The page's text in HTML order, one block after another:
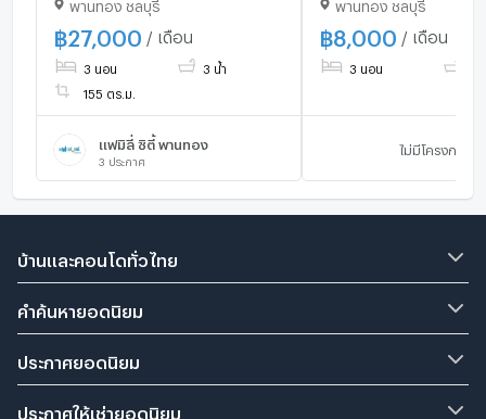
พานทอง ชลบุรี
฿27,000 / เดือน
3 นอน 3 น้ำ
155 ตร.ม.
แฟมิลี่ ซิตี้ พานทอง
3 ประกาศ
ประยูร 🏠8000/ เดือน 🏠จ่าย
พร้อมเข้าอยู่เพียง
พานทอง ชลบุรี
฿8,000 / เดือน
3 นอน
ไม่มีโครงการ
บ้านและคอนโดทั่วไทย
คำค้นหายอดนิยม
ประกาศยอดนิยม
ประกาศให้เช่ายอดนิยม